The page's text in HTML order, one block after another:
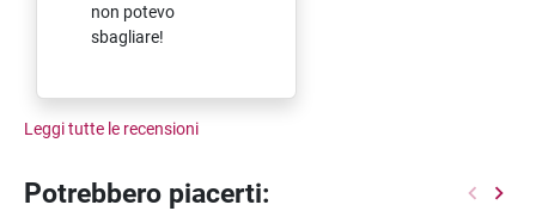
non potevo
sbagliare!
Leggi tutte le recensioni
Potrebbero piacerti: